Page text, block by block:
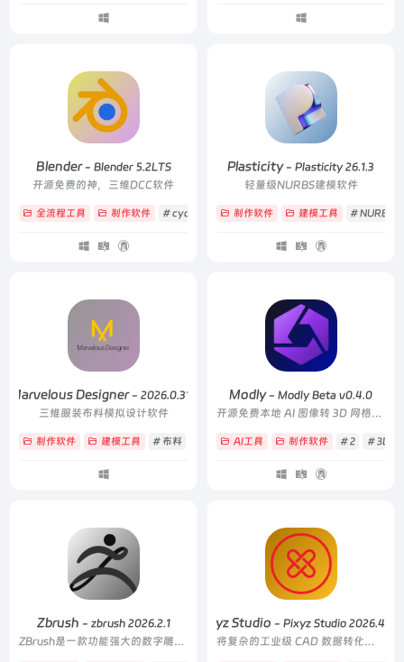
Blender- Blender 5.2LTS
开源免费的神，三维DCC软件
全流程工具 制作软件 # cycle # eevee # 开源
Plasticity- Plasticity 26.1.3
轻量级NURBS建模软件
制作软件 建模工具 # NURBS
Marvelous Designer- 2026.0.315
三维服装布料模拟设计软件
制作软件 建模工具 # 布料 # 建模 # 模拟
Modly- Modly Beta v0.4.0
开源免费本地 AI 图像转 3D 网格模型桌面应用
AI工具 制作软件 # 2 # 3D
Zbrush - zbrush 2026.2.1
ZBrush是一款功能强大的数字雕刻与绘画软件
Pixyz Studio - Pixyz Studio 2026.4.0.0
将复杂的工业级 CAD 数据转化为游戏引擎和实时渲染器可高效处理的三角网格资产